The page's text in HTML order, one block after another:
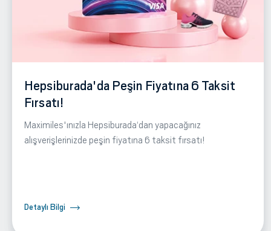
Hepsiburada'da Peşin Fiyatına 6 Taksit
Fırsatı!
Maximiles'ınızla Hepsiburada‘dan yapacağınız
alışverişlerinizde peşin fiyatına 6 taksit fırsatı!
Detaylı Bilgi